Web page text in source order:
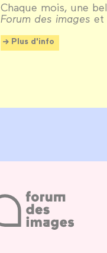
Chaque mois, une
Forum des images et
Plus d'info